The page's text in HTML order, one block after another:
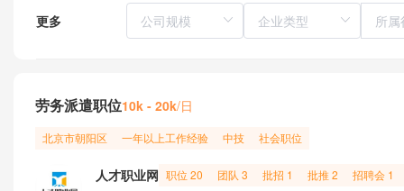
更多 所
劳务派遣职位10k - 20k/日
北京市朝阳区 一年以上工作经验 中技 社会职位
人才职业网 职位 20 团队 3 批招 1 批推 2 招聘会 1